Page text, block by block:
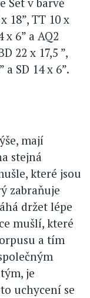
18”, TT 10 x
x 6” a AQ2
22 x 17,5 ”,
a SD 14 x 6”.
mají
stejná
které jsou
zabraňuje
držet lépe
mušlí, které
a tím
je
uchycení se